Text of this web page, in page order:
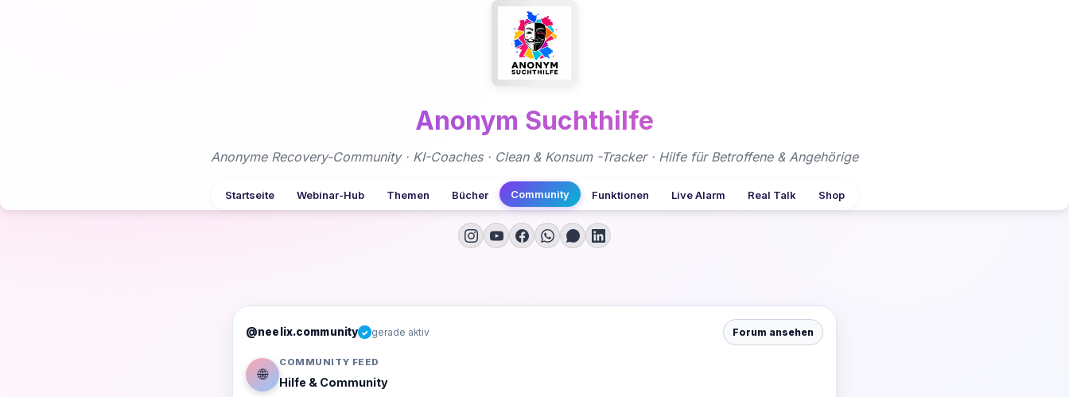
Anonym Suchthilfe
Anonyme Recovery-Community · KI-Coaches · Clean & Konsum -Tracker · Hilfe für Betroffene & Angehörige
Startseite Webinar-Hub Themen Bücher Community Funktionen Live Alarm Real Talk Shop
@neelix.community ✓ gerade aktiv Forum ansehen
🌐
COMMUNITY FEED
Hilfe & Community